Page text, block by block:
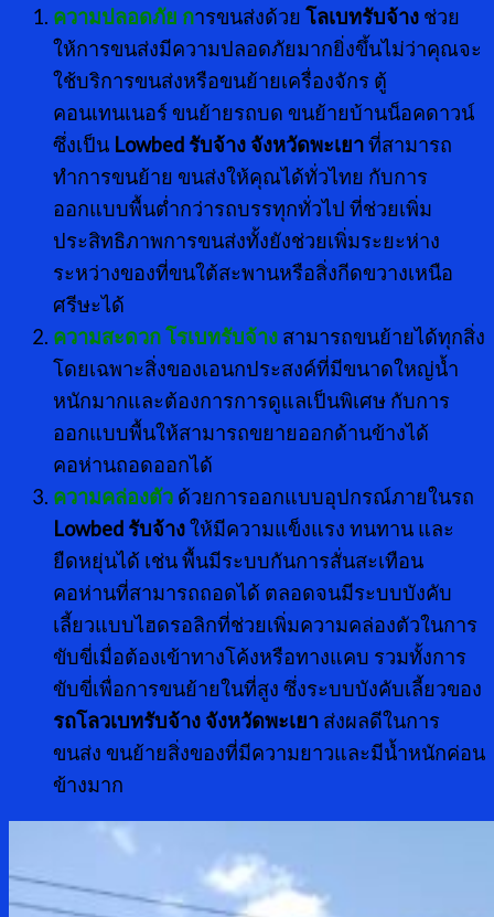
ความปลอดภัย การขนส่งด้วย โลเบทรับจ้าง ช่วย
ให้การขนส่งมีความปลอดภัยมากยิ่งขึ้นไม่ว่าคุณจะ
ใช้บริการขนส่งหรือขนย้ายเครื่องจักร ตู้
คอนเทนเนอร์ ขนย้ายรถบด ขนย้ายบ้านน็อคดาวน์
ซึ่งเป็น Lowbed รับจ้าง จังหวัดพะเยาที่สามารถ
ทำการขนย้าย ขนส่งให้คุณได้ทั่วไทย กับการ
ออกแบบพื้นต่ำกว่ารถบรรทุกทั่วไป ที่ช่วยเพิ่ม
ประสิทธิภาพการขนส่งทั้งยังช่วยเพิ่มระยะห่าง
ระหว่างของที่ขนใต้สะพานหรือสิ่งกีดขวางเหนือ
ศรีษะได้
ความสะดวก โรเบทรับจ้าง สามารถขนย้ายได้ทุกสิ่ง
โดยเฉพาะสิ่งของเอนกประสงค์ที่มีขนาดใหญ่น้ำ
หนักมากและต้องการการดูแลเป็นพิเศษ กับการ
ออกแบบพื้นให้สามารถขยายออกด้านข้างได้
คอห่านถอดออกได้
ความคล่องตัว ด้วยการออกแบบอุปกรณ์ภายในรถ
Lowbed รับจ้างให้มีความแข็งแรง ทนทาน และ
ยืดหยุ่นได้ เช่น พื้นมีระบบกันการสั่นสะเทือน
คอห่านที่สามารถถอดได้ ตลอดจนมีระบบบังคับ
เลี้ยวแบบไฮดรอลิกที่ช่วยเพิ่มความคล่องตัวในการ
ขับขี่เมื่อต้องเข้าทางโค้งหรือทางแคบ รวมทั้งการ
ขับขี่เพื่อการขนย้ายในที่สูง ซึ่งระบบบังคับเลี้ยวของ
รถโลวเบทรับจ้าง จังหวัดพะเยา ส่งผลดีในการ
ขนส่ง ขนย้ายสิ่งของที่มีความยาวและมีน้ำหนักค่อน
ข้างมาก